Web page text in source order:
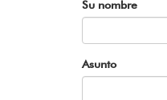
Su nombre
Asunto